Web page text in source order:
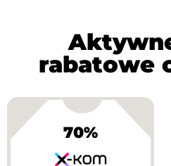
rabatowe
70%